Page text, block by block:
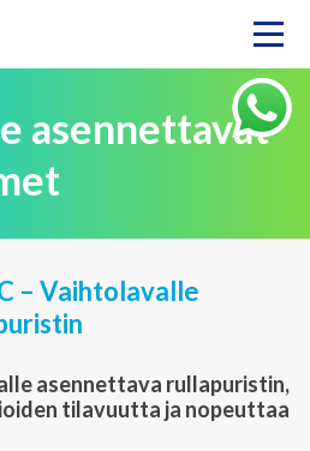
asennettavat
– Vaihtolavalle
asennettava rullapuristin,
tilavuutta ja nopeuttaa